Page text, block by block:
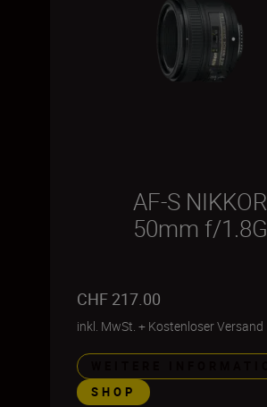
AF-S NIKKOR
50mm f/1.8G
CHF 217.00
inkl. MwSt. + Kostenloser Versand
SHOP